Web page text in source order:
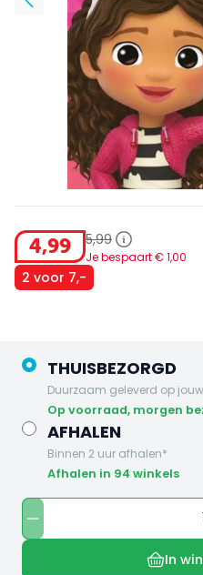
4,99 5,99
Je bespaart € 1,00
2 voor 7,-
THUISBEZORGD
Duurzaam geleverd op
op voorraad, morgen
AFHALEN
Binnen 2 uur afhalen*
Afhalen in 94 winkels
In